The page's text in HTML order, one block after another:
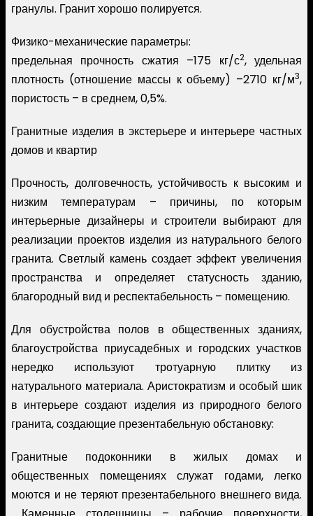
гранулы. Гранит хорошо полируется.
Физико-механические параметры:
предельная прочность сжатия –175 кг/с2, удельная
плотность (отношение массы к объему) –2710 кг/м3,
пористость – в среднем, 0,5%.
Гранитные изделия в экстерьере и интерьере частных
домов и квартир
Прочность, долговечность, устойчивость к высоким и
низким температурам – причины, по которым
интерьерные дизайнеры и строители выбирают для
реализации проектов изделия из натурального белого
гранита. Светлый камень создает эффект увеличения
пространства и определяет статусность зданию,
благородный вид и респектабельность – помещению.
Для обустройства полов в общественных зданиях,
благоустройства приусадебных и городских участков
нередко используют тротуарную плитку из
натурального материала. Аристократизм и особый шик
в интерьере создают изделия из природного белого
гранита, создающие презентабельную обстановку:
Гранитные подоконники в жилых домах и
общественных помещениях служат годами, легко
моются и не теряют презентабельного внешнего вида.